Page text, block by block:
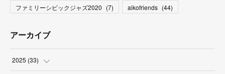
ファミリーシビックジャズ2020 (7) aikofriends (44)
アーカイブ
2025 (33)